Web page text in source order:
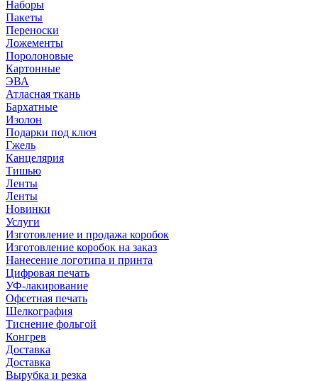
Наборы
Пакеты
Переноски
Ложементы
Поролоновые
Картонные
ЭВА
Атласная ткань
Бархатные
Изолон
Подарки под ключ
Гжель
Канцелярия
Тишью
Ленты
Ленты
Новинки
Услуги
Изготовление и продажа коробок
Изготовление коробок на заказ
Нанесение логотипа и принта
Цифровая печать
УФ-лакирование
Офсетная печать
Шелкография
Тиснение фольгой
Конгрев
Доставка
Доставка
Вырубка и резка